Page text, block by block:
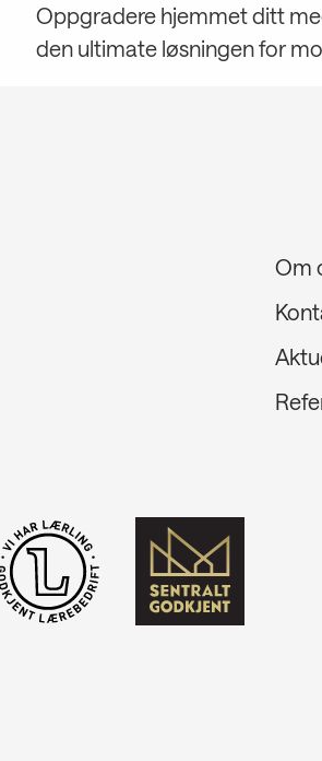
Oppgradere hjemmet ditt
den ultimate løsningen for
Om